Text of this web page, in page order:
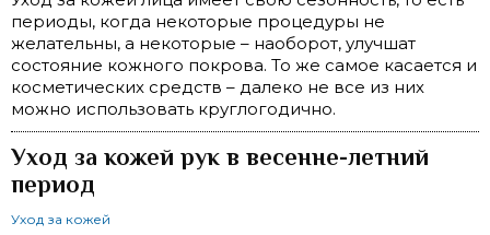
периоды, когда некоторые процедуры не
желательны, а некоторые – наоборот, улучшат
состояние кожного покрова. То же самое касается и
косметических средств – далеко не все из них
можно использовать круглогодично.
Уход за кожей рук в весенне-летний
период
Уход за кожей